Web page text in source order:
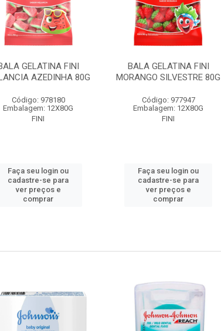
GELATINA FINI
AZEDINHA 80G
Código: 978180
Embalagem: 12X80G
FINI
Faça seu login ou
cadastre-se para
ver preços e
comprar
BALA GELATINA FINI
MORANGO SILVESTRE 80G
Código: 977947
Embalagem: 12X80G
FINI
Faça seu login ou
cadastre-se para
ver preços e
comprar